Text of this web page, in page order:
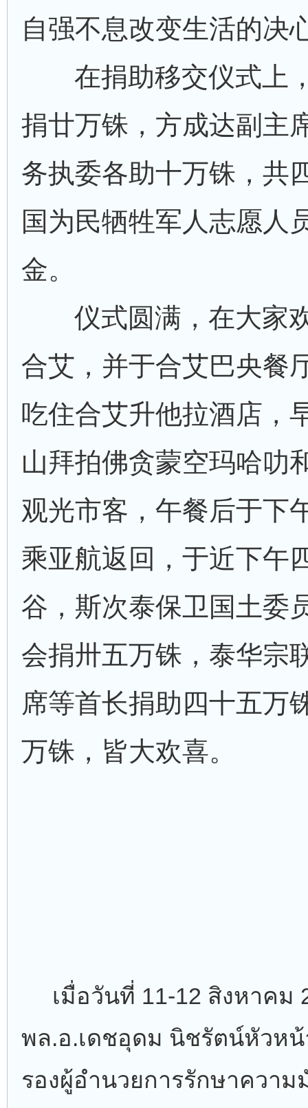
自强不息改变生活的决
在捐助移交仪式上
捐廿万铢，方成达副主
务执委各助十万铢，共
国为民牺牲军人志愿人
金。
仪式圆满，在大家
合艾，并于合艾巴央餐
吃住合艾升他拉酒店，
山拜拍佛贪蒙空玛哈叻
观光市客，午餐后于下
乘亚航返回，于近下午
谷，斯次泰保卫国土委
会捐卅五万铢，泰华宗
席等首长捐助四十五万
万铢，皆大欢喜。
เมื่อวันที่ 11-12 สิงหาคม
พล.อ.เดชอุดม นิชรัตน์หัวห
รองผู้อำนวยการรักษาควา